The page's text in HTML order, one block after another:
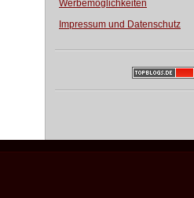
Werbemöglichkeiten
Impressum und Datenschutz